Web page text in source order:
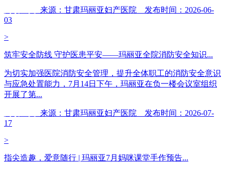
来源：甘肃玛丽亚妇产医院 发布时间：2026-06-
03
>
筑牢安全防线 守护医患平安——玛丽亚全院消防安全知识...
为切实加强医院消防安全管理，提升全体职工的消防安全意识
与应急处置能力，7月14日下午，玛丽亚在负一楼会议室组织
开展了第...
来源：甘肃玛丽亚妇产医院 发布时间：2026-07-
17
>
指尖造趣，爱意随行 | 玛丽亚7月妈咪课堂手作预告...